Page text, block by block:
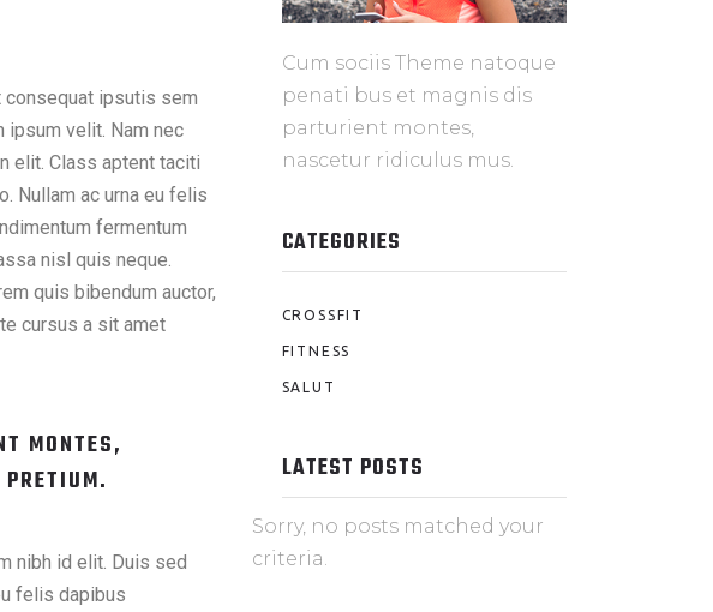
consequat ipsutis sem
ipsum velit. Nam nec
elit. Class aptent taciti
Nullam ac urna eu felis
fermentum
nisl quis neque.
quis bibendum auctor,
cursus a sit amet
MONTES,
nibh id elit. Duis sed
felis dapibus
Cum sociis Theme natoque
penati bus et magnis dis
parturient montes,
nascetur ridiculus mus.
CATEGORIES
CROSSFIT
FITNESS
SALUT
LATEST POSTS
Sorry, no posts matched your
criteria.